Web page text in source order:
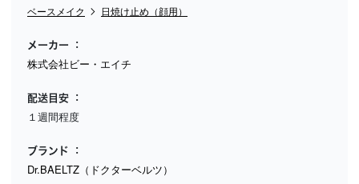
ベースメイク 日焼け止め（顔用）
メーカー
株式会社ビー・エイチ
配送目安
１週間程度
ブランド
Dr.BAELTZ（ドクターベルツ）